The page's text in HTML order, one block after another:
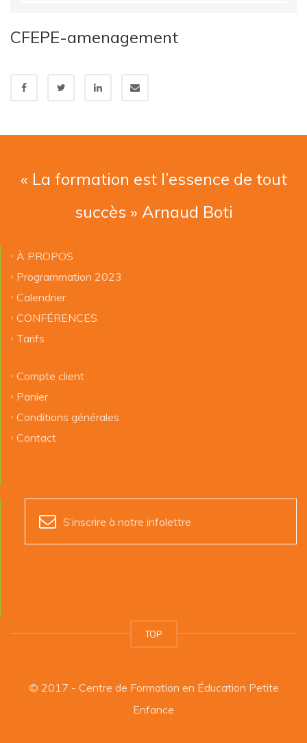
CFEPE-amenagement
« La formation est l’essence de tout
succès » Arnaud Boti
À PROPOS
Programmation 2023
Calendrier
CONFÉRENCES
Tarifs
Compte client
Panier
Conditions générales
Contact
S’inscrire à notre infolettre
TOP
© 2017 - Centre de Formation en Éducation Petite
Enfance